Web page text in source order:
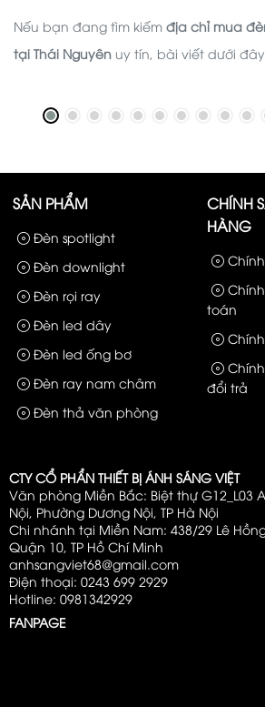
Nếu bạn đang tìm kiếm địa chỉ mua
tại Thái Nguyên uy tín, bài viết dưới
những kinh nghiệm hữu ích trước khi
SẢN PHẨM
Đèn spotlight
Đèn downlight
Đèn rọi ray
Đèn led dây
Đèn led ống bơ
Đèn ray nam châm
Đèn thả văn phòng
CHÍNH
HÀNG
toán
đổi trả
CTY CỔ PHẨN THIẾT BỊ ÁNH SÁNG VIỆT
Văn phòng Miền Bắc: Biệt thự G12_L03
Nội, Phường Dương Nội, TP Hà Nội
Chi nhánh tại Miền Nam: 438/29 Lê
Quận 10, TP Hồ Chí Minh
anhsangviet68@gmail.com
Điện thoại: 0243 699 2929
Hotline: 0981342929
FANPAGE